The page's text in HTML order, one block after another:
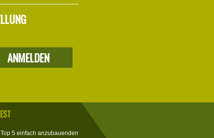
5 einfach anzubauenden